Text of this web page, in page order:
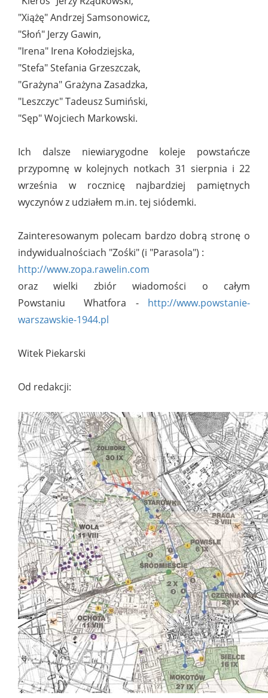
"Xiążę" Andrzej Samsonowicz,
"Słoń" Jerzy Gawin,
"Irena" Irena Kołodziejska,
"Stefa" Stefania Grzeszczak,
"Grażyna" Grażyna Zasadzka,
"Leszczyc" Tadeusz Sumiński,
"Sęp" Wojciech Markowski.
Ich dalsze niewiarygodne koleje powstańcze
przypomnę w kolejnych notkach 31 sierpnia i 22
września w rocznicę najbardziej pamiętnych
wyczynów z udziałem m.in. tej siódemki.
Zainteresowanym polecam bardzo dobrą stronę o
indywidualnościach "Zośki" (i "Parasola") :
http://www.zopa.rawelin.com
oraz wielki zbiór wiadomości o całym
Powstaniu Whatfora - http://www.powstanie-
warszawskie-1944.pl
Witek Piekarski
Od redakcji: